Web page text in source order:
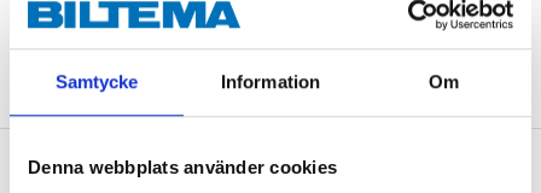
Samtycke Information Om
Denna webbplats använder cookies
Säkerhetsinformation och övriga dokument